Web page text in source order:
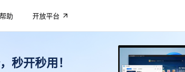
帮助 开放平台
秒开秒用！